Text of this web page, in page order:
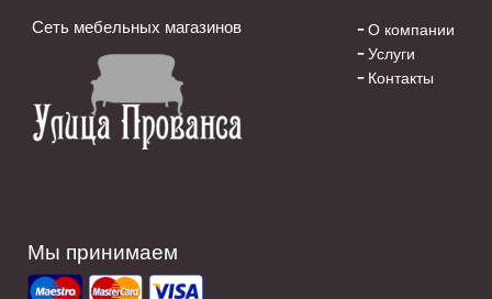
Сеть мебельных магазинов
О компании
Услуги
Контакты
Мы принимаем